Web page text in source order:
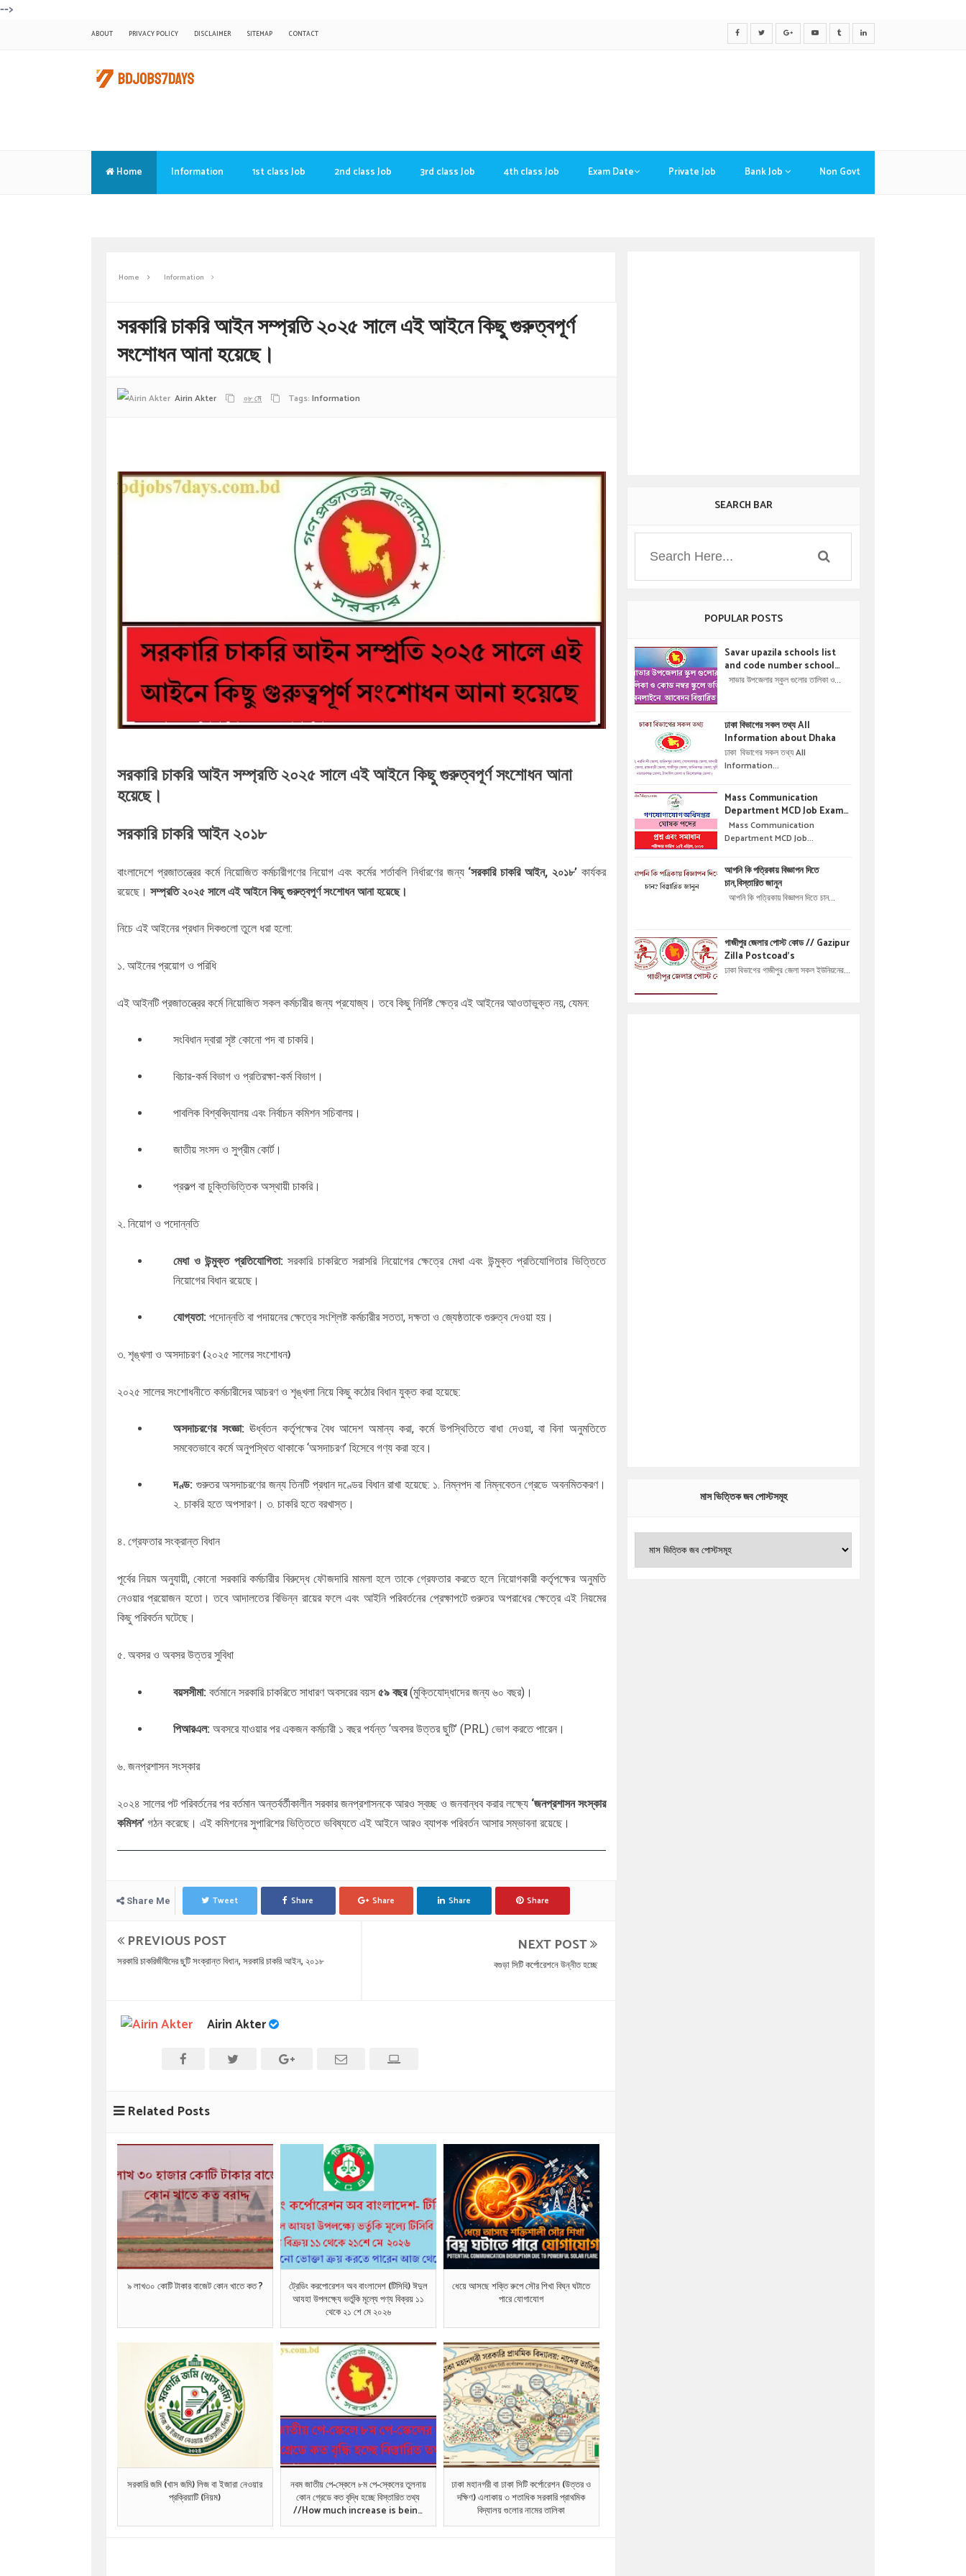
-->
ABOUT PRIVACY POLICY DISCLAIMER SITEMAP CONTACT
Home Information 1st class Job 2nd class Job 3rd class Job 4th class Job Exam Date Private Job Bank Job Non Govt
Home Information
সরকারি চাকরি আইন সম্প্রতি ২০২৫ সালে এই আইনে কিছু গুরুত্বপূর্ণ
সংশোধন আনা হয়েছে।
Airin Akter ০৮ মে Tags: Information
সরকারি চাকরি আইন সম্প্রতি ২০২৫ সালে এই আইনে কিছু গুরুত্বপূর্ণ সংশোধন আনা
হয়েছে।
সরকারি চাকরি আইন ২০১৮
বাংলাদেশে প্রজাতন্ত্রের কর্মে নিয়োজিত কর্মচারীগণের নিয়োগ এবং কর্মের শর্তাবলি নির্ধারণের জন্য ‘সরকারি চাকরি আইন, ২০১৮’কার্যকর
রয়েছে। সম্প্রতি ২০২৫ সালে এই আইনে কিছু গুরুত্বপূর্ণ সংশোধন আনা হয়েছে।
নিচে এই আইনের প্রধান দিকগুলো তুলে ধরা হলো:
১. আইনের প্রয়োগ ও পরিধি
এই আইনটি প্রজাতন্ত্রের কর্মে নিয়োজিত সকল কর্মচারীর জন্য প্রযোজ্য। তবে কিছু নির্দিষ্ট ক্ষেত্র এই আইনের আওতাভুক্ত নয়, যেমন:
সংবিধান দ্বারা সৃষ্ট কোনো পদ বা চাকরি।
বিচার-কর্ম বিভাগ ও প্রতিরক্ষা-কর্ম বিভাগ।
পাবলিক বিশ্ববিদ্যালয় এবং নির্বাচন কমিশন সচিবালয়।
জাতীয় সংসদ ও সুপ্রীম কোর্ট।
প্রকল্প বা চুক্তিভিত্তিক অস্থায়ী চাকরি।
২. নিয়োগ ও পদোন্নতি
মেধা ও উন্মুক্ত প্রতিযোগিতা: সরকারি চাকরিতে সরাসরি নিয়োগের ক্ষেত্রে মেধা এবং উন্মুক্ত প্রতিযোগিতার ভিত্তিতে
নিয়োগের বিধান রয়েছে।
যোগ্যতা: পদোন্নতি বা পদায়নের ক্ষেত্রে সংশ্লিষ্ট কর্মচারীর সততা, দক্ষতা ও জ্যেষ্ঠতাকে গুরুত্ব দেওয়া হয়।
৩. শৃঙ্খলা ও অসদাচরণ (২০২৫ সালের সংশোধন)
২০২৫ সালের সংশোধনীতে কর্মচারীদের আচরণ ও শৃঙ্খলা নিয়ে কিছু কঠোর বিধান যুক্ত করা হয়েছে:
অসদাচরণের সংজ্ঞা: ঊর্ধ্বতন কর্তৃপক্ষের বৈধ আদেশ অমান্য করা, কর্মে উপস্থিতিতে বাধা দেওয়া, বা বিনা অনুমতিতে
সমবেতভাবে কর্মে অনুপস্থিত থাকাকে ‘অসদাচরণ’ হিসেবে গণ্য করা হবে।
দণ্ড: গুরুতর অসদাচরণের জন্য তিনটি প্রধান দণ্ডের বিধান রাখা হয়েছে: ১. নিম্নপদ বা নিম্নবেতন গ্রেডে অবনমিতকরণ।
২. চাকরি হতে অপসারণ। ৩. চাকরি হতে বরখাস্ত।
৪. গ্রেফতার সংক্রান্ত বিধান
পূর্বের নিয়ম অনুযায়ী, কোনো সরকারি কর্মচারীর বিরুদ্ধে ফৌজদারি মামলা হলে তাকে গ্রেফতার করতে হলে নিয়োগকারী কর্তৃপক্ষের অনুমতি
নেওয়ার প্রয়োজন হতো। তবে আদালতের বিভিন্ন রায়ের ফলে এবং আইনি পরিবর্তনের প্রেক্ষাপটে গুরুতর অপরাধের ক্ষেত্রে এই নিয়মের
কিছু পরিবর্তন ঘটেছে।
৫. অবসর ও অবসর উত্তর সুবিধা
বয়সসীমা: বর্তমানে সরকারি চাকরিতে সাধারণ অবসরের বয়স৫৯ বছর(মুক্তিযোদ্ধাদের জন্য ৬০ বছর)।
পিআরএল: অবসরে যাওয়ার পর একজন কর্মচারী ১ বছর পর্যন্ত ‘অবসর উত্তর ছুটি’ (PRL) ভোগ করতে পারেন।
৬. জনপ্রশাসন সংস্কার
২০২৪ সালের পট পরিবর্তনের পর বর্তমান অন্তর্বর্তীকালীন সরকার জনপ্রশাসনকে আরও স্বচ্ছ ও জনবান্ধব করার লক্ষ্যে ‘জনপ্রশাসন সংস্কার
কমিশন’ গঠন করেছে। এই কমিশনের সুপারিশের ভিত্তিতে ভবিষ্যতে এই আইনে আরও ব্যাপক পরিবর্তন আসার সম্ভাবনা রয়েছে।
Share Me Tweet Share Share Share Share
PREVIOUS POST
সরকারি চাকরিজীবীদের ছুটি সংক্রান্ত বিধান, সরকারি চাকরি আইন, ২০১৮
NEXT POST
বগুড়া সিটি কর্পোরেশনে উন্নীত হচ্ছে
Airin Akter
Related Posts
৯ লাখ৩০ কোটি টাকার বাজেট কোন খাতে কত ?
ট্রেডিং করপোরেশন অব বাংলাদেশ (টিসিবি) ঈদুল
আযহা উপলক্ষ্যে ভর্তুকি মূল্যে পণ্য বিক্রয় ১১
থেকে ২১ শে মে ২০২৬
ধেয়ে আসছে শক্তি রুপে সৌর শিখা বিঘ্ন ঘটাতে
পারে যোগাযোগ
সরকারি জমি (খাস জমি) লিজ বা ইজারা নেওয়ার
প্রক্রিয়াটি (নিয়ম)
নবম জাতীয় পে-স্কেলে ৮ম পে-স্কেলের তুলনায়
কোন গ্রেডে কত বৃদ্ধি হচ্ছে বিস্তারিত তথ্য
//How much increase is being
made in which grade 9th
ঢাকা মহানগরী বা ঢাকা সিটি কর্পোরেশন (উত্তর ও
দক্ষিণ) এলাকায় ৩ শতাধিক সরকারি প্রাথমিক
বিদ্যালয় গুলোর নামের তালিকা
SEARCH BAR
POPULAR POSTS
Savar upazila schools list
and code number school
admisson online application
অনলাইনে আবেদন বিস্তারিত ।
সাভার উপজেলার স্কুল গুলোর তালিকা ও...
ঢাকা বিভাগের সকল তথ্য All
Information about Dhaka
ঢাকা বিভাগের সকল তথ্য All
Information...
Mass Communication
Department MCD Job Exam
Question & solution //
গণযোগাযোগ অধিদপ্তরে নিয়োগ পরীক্ষার
Mass Communication
Department MCD Job...
আপনি কি পত্রিকায় বিজ্ঞাপন দিতে
চান,বিস্তারিত জানুন
আপনি কি পত্রিকায় বিজ্ঞাপন দিতে চান...
গাজীপুর জেলার পোস্ট কোড // Gazipur
Zilla Postcoad's
ঢাকা বিভাগের গাজীপুর জেলা সকল ইউনিয়নের...
মাস ভিত্তিক জব পোস্টসমূহ